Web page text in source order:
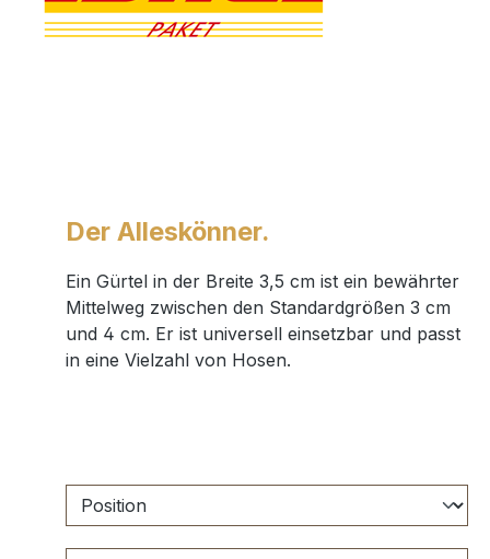
Der Alleskönner.
Ein Gürtel in der Breite 3,5 cm ist ein bewährter
Mittelweg zwischen den Standardgrößen 3 cm
und 4 cm. Er ist universell einsetzbar und passt
in eine Vielzahl von Hosen.